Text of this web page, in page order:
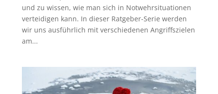
und zu wissen, wie man sich in Notwehrsituationen
verteidigen kann. In dieser Ratgeber-Serie werden
wir uns ausführlich mit verschiedenen Angriffszielen
am...